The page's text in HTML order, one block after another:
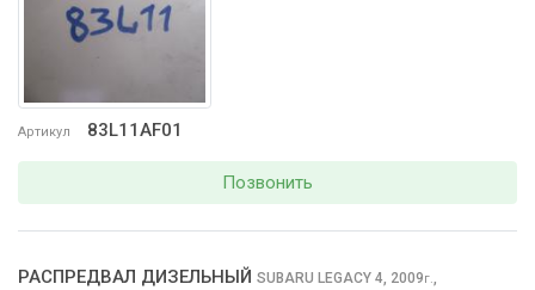
Артикул 83L11AF01
Позвонить
РАСПРЕДВАЛ ДИЗЕЛЬНЫЙ SUBARU LEGACY 4, 2009г.,